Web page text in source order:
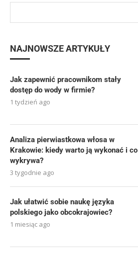
NAJNOWSZE ARTYKUŁY
Jak zapewnić pracownikom stały
dostęp do wody w firmie?
1 tydzień ago
Analiza pierwiastkowa włosa w
Krakowie: kiedy warto ją wykonać i co
wykrywa?
3 tygodnie ago
Jak ułatwić sobie naukę języka
polskiego jako obcokrajowiec?
1 miesiąc ago